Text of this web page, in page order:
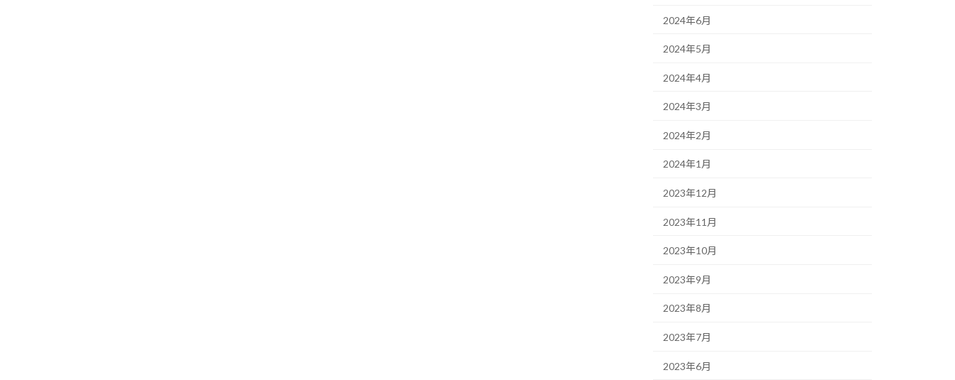
2024年6月
2024年5月
2024年4月
2024年3月
2024年2月
2024年1月
2023年12月
2023年11月
2023年10月
2023年9月
2023年8月
2023年7月
2023年6月